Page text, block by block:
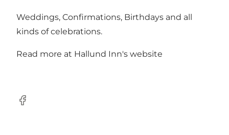
Weddings, Confirmations, Birthdays and all
kinds of celebrations.
Read more at Hallund Inn's website
Facebook